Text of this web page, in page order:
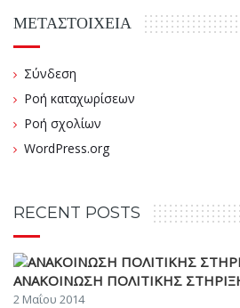
ΜΕΤΑΣΤΟΙΧΕΊΑ
Σύνδεση
Ροή καταχωρίσεων
Ροή σχολίων
WordPress.org
RECENT POSTS
ΑΝΑΚΟΙΝΩΣΗ ΠΟΛΙΤΙΚΗΣ
2 Μαΐου 2014